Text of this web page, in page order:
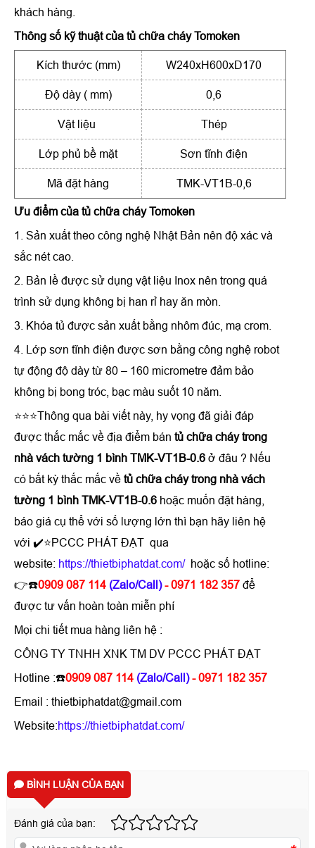
khách hàng.
Thông số kỹ thuật của tủ chữa cháy Tomoken
Kích thước (mm) W240xH600xD170
Độ dày ( mm) 0,6
Vật liệu Thép
Lớp phủ bề mặt Sơn tĩnh điện
Mã đặt hàng TMK-VT1B-0,6
Ưu điểm của tủ chữa cháy Tomoken
1. Sản xuất theo công nghệ Nhật Bản nên độ xác và
sắc nét cao.
2. Bản lề được sử dụng vật liệu Inox nên trong quá
trình sử dụng không bị han rỉ hay ăn mòn.
3. Khóa tủ được sản xuất bằng nhôm đúc, mạ crom.
4. Lớp sơn tĩnh điện được sơn bằng công nghệ robot
tự động độ dày từ 80 – 160 micrometre đảm bảo
không bị bong tróc, bạc màu suốt 10 năm.
⭐⭐⭐Thông qua bài viết này, hy vọng đã giải đáp
được thắc mắc về địa điểm bán tủ chữa cháy trong
nhà vách tường 1 bình TMK-VT1B-0.6 ở đâu ? Nếu
có bất kỳ thắc mắc về tủ chữa cháy trong nhà vách
tường 1 bình TMK-VT1B-0.6 hoặc muốn đặt hàng,
báo giá cụ thể với số lượng lớn thì bạn hãy liên hệ
với ✔️⭐PCCC PHÁT ĐẠT qua
website: https://thietbiphatdat.com/hoặc số hotline:
👉☎️0909 087 114 (Zalo/Call) - 0971 182 357 để
được tư vấn hoàn toàn miễn phí
Mọi chi tiết mua hàng liên hệ :
CÔNG TY TNHH XNK TM DV PCCC PHÁT ĐẠT
Hotline :☎️0909 087 114 (Zalo/Call) - 0971 182 357
Email : thietbiphatdat@gmail.com
Website:https://thietbiphatdat.com/
BÌNH LUẬN CỦA BẠN
Đánh giá của bạn: